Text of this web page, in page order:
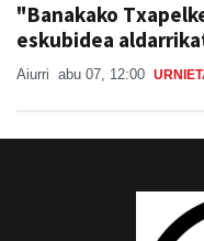
"Banakako
eskubidea
Aiurri abu 07, 12:00